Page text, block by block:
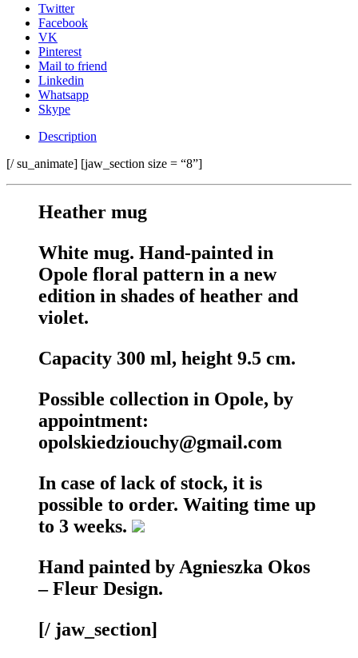
Twitter
Facebook
VK
Pinterest
Mail to friend
Linkedin
Whatsapp
Skype
Description
[/ su_animate] [jaw_section size = “8”]
Heather mug
White mug. Hand-painted in
Opole floral pattern in a new
edition in shades of heather and
violet.
Capacity 300 ml, height 9.5 cm.
Possible collection in Opole, by
appointment:
opolskiedziouchy@gmail.com
In case of lack of stock, it is
possible to order. Waiting time up
to 3 weeks.
Hand painted by Agnieszka Okos
– Fleur Design.
[/ jaw_section]